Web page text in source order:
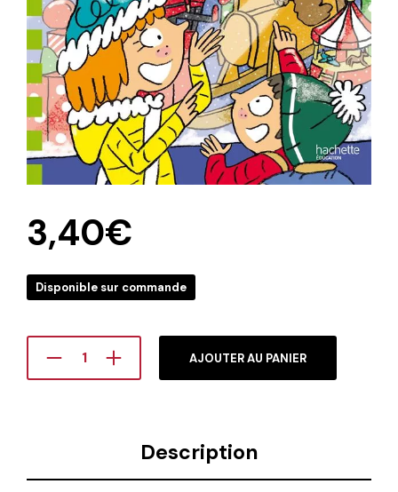
3,40€
Disponible sur commande
AJOUTER AU PANIER
Description